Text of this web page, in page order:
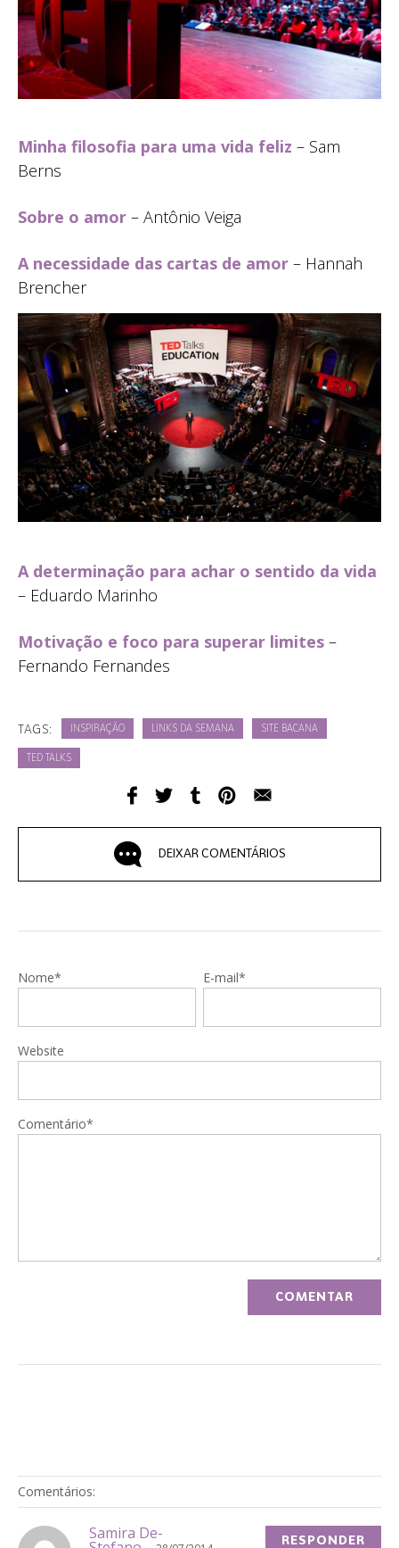
Minha filosofia para uma vida feliz – Sam
Berns
Sobre o amor – Antônio Veiga
A necessidade das cartas de amor – Hannah
Brencher
A determinação para achar o sentido da vida
– Eduardo Marinho
Motivação e foco para superar limites –
Fernando Fernandes
TAGS: INSPIRAÇÃO LINKS DA SEMANA SITE BACANA
TED TALKS
DEIXAR COMENTÁRIOS
Nome* E-mail*
Website
Comentário*
Comentários:
Samira De- RESPONDER